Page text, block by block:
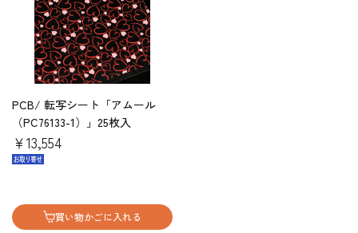
PCB/ 転写シート「アムール
（PC76133-1）」25枚入
￥13,554
買い物かごに入れる